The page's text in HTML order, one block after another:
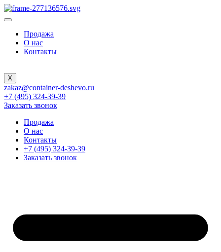
Продажа
О нас
Контакты
X
zakaz@container-deshevo.ru
+7 (495) 324-39-39
Заказать звонок
Продажа
О нас
Контакты
+7 (495) 324-39-39
Заказать звонок